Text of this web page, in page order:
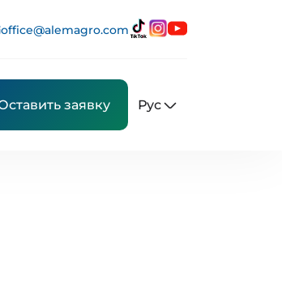
office@alemagro.com
заявку Рус